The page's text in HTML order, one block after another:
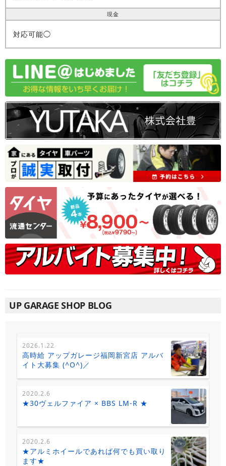
現金
対応可能◯
UP GARAGE SHOP BLOG
2026.1.22
高時給 アップガレージ福岡新宮店 アルバ
イト大募集 (^O^)／
2020.2.6
★30ヴェルファイア × BBS LM-R ★
2020.2.6
★アルミホイールであれば何でも買い取り
ます★